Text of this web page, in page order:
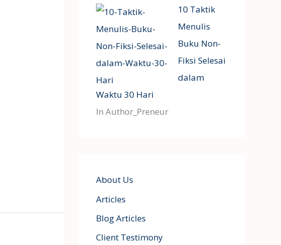
10 Taktik
Menulis
Buku Non-
Fiksi Selesai
dalam
Waktu 30 Hari
In Author_Preneur
About Us
Articles
Blog Articles
Client Testimony